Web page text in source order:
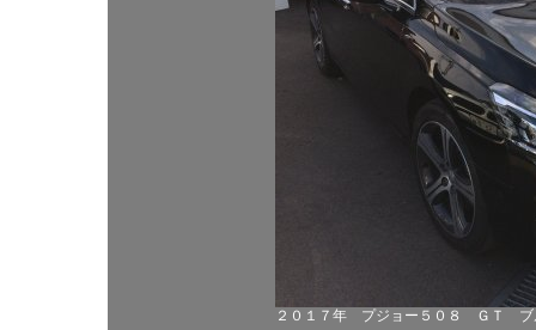
２０１７年 プジョー５０８ ＧＴ ブ